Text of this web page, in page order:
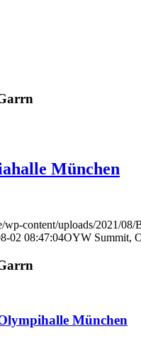
München
wp-content/uploads/2021/
02 08:47:04OYW Summit,
München